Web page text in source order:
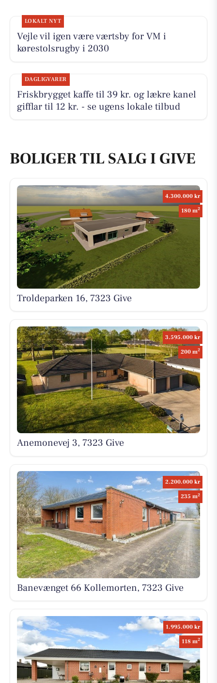
LOKALT NYT
Vejle vil igen være værtsby for VM i
kørestolsrugby i 2030
DAGLIGVARER
Friskbrygget kaffe til 39 kr. og lækre kanel
gifflar til 12 kr. - se ugens lokale tilbud
BOLIGER TIL SALG I GIVE
4.300.000 kr
180 m2
Troldeparken 16, 7323 Give
3.595.000 kr
200 m2
Anemonevej 3, 7323 Give
2.200.000 kr
235 m2
Banevænget 66 Kollemorten, 7323 Give
1.995.000 kr
118 m2